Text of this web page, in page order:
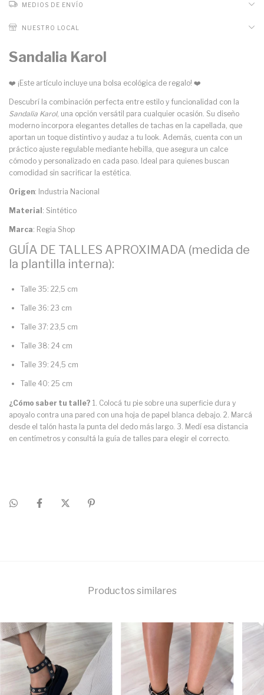
MEDIOS DE ENVÍO
NUESTRO LOCAL
Sandalia Karol
❤️ ¡Este artículo incluye una bolsa ecológica de regalo! ❤️
Descubrí la combinación perfecta entre estilo y funcionalidad con la
Sandalia Karol, una opción versátil para cualquier ocasión. Su diseño
moderno incorpora elegantes detalles de tachas en la capellada, que
aportan un toque distintivo y audaz a tu look. Además, cuenta con un
práctico ajuste regulable mediante hebilla, que asegura un calce
cómodo y personalizado en cada paso. Ideal para quienes buscan
comodidad sin sacrificar la estética.
Origen: Industria Nacional
Material : Sintético
Marca: Regia Shop
GUÍA DE TALLES APROXIMADA (medida de
la plantilla interna):
Talle 35: 22,5 cm
Talle 36: 23 cm
Talle 37: 23,5 cm
Talle 38: 24 cm
Talle 39: 24,5 cm
Talle 40: 25 cm
¿Cómo saber tu talle? 1. Colocá tu pie sobre una superficie dura y
apoyalo contra una pared con una hoja de papel blanca debajo. 2. Marcá
desde el talón hasta la punta del dedo más largo. 3. Medí esa distancia
en centímetros y consultá la guía de talles para elegir el correcto.
Productos similares